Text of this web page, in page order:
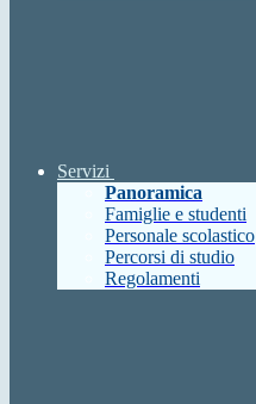
Servizi
Panoramica
Famiglie e studenti
Personale scolastico
Percorsi di studio
Regolamenti